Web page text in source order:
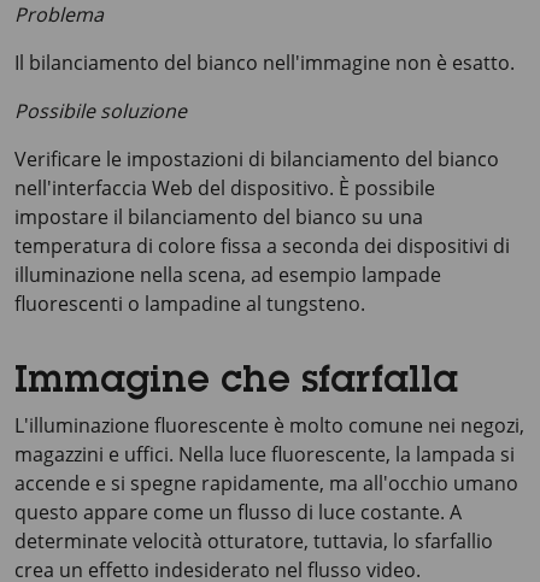
Problema
Il bilanciamento del bianco nell'immagine non è esatto.
Possibile soluzione
Verificare le impostazioni di bilanciamento del bianco
nell'interfaccia Web del dispositivo. È possibile
impostare il bilanciamento del bianco su una
temperatura di colore fissa a seconda dei dispositivi di
illuminazione nella scena, ad esempio lampade
fluorescenti o lampadine al tungsteno.
Immagine che sfarfalla
L'illuminazione fluorescente è molto comune nei negozi,
magazzini e uffici. Nella luce fluorescente, la lampada si
accende e si spegne rapidamente, ma all'occhio umano
questo appare come un flusso di luce costante. A
determinate velocità otturatore, tuttavia, lo sfarfallio
crea un effetto indesiderato nel flusso video.